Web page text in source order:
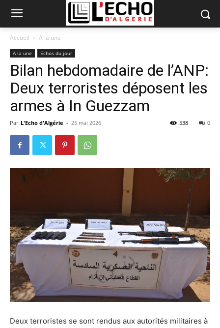
Accueil A la une
A la une Echos du jour
Bilan hebdomadaire de l’ANP:
Deux terroristes déposent les
armes à In Guezzam
Par L'Echo d'Algérie - 25 mai 2026 0
538
Deux terroristes se sont rendus aux autorités militaires à